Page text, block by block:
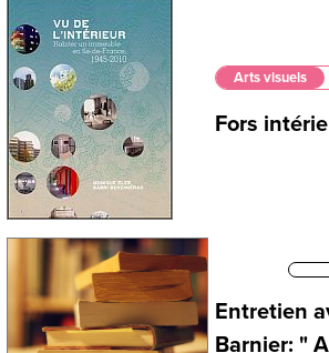
Arts visuels
Fors
Entretien
Barnier: "